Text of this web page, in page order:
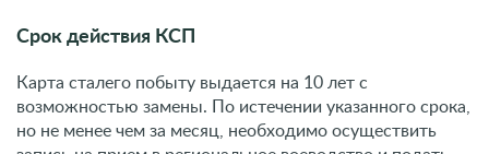
Срок действия КСП
Карта сталего побыту выдается на 10 лет с
возможностью замены. По истечении указанного срока,
но не менее чем за месяц, необходимо осуществить